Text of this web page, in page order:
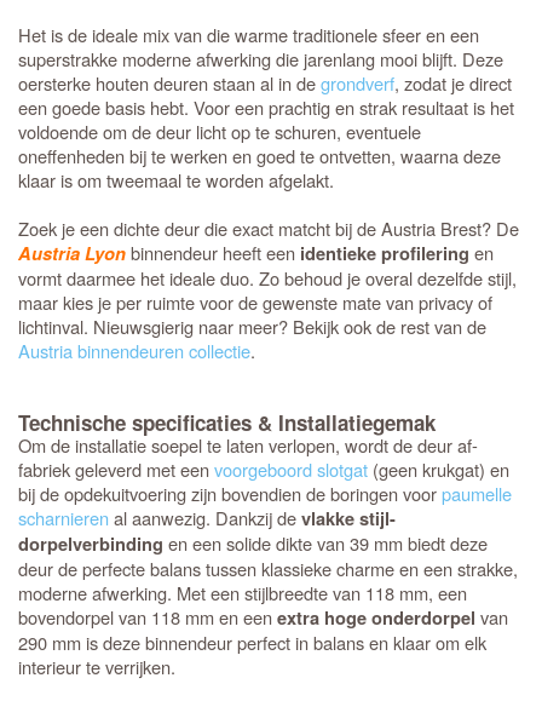
Het is de ideale mix van die warme traditionele sfeer en een
superstrakke moderne afwerking die jarenlang mooi blijft. Deze
oersterke houten deuren staan al in degrondverf, zodat je direct
een goede basis hebt. Voor een prachtig en strak resultaat is het
voldoende om de deur licht op te schuren, eventuele
oneffenheden bij te werken en goed te ontvetten, waarna deze
klaar is om tweemaal te worden afgelakt.
Zoek je een dichte deur die exact matcht bij de Austria Brest? De
Austria Lyonbinnendeur heeft een identieke profilering en
vormt daarmee het ideale duo. Zo behoud je overal dezelfde stijl,
maar kies je per ruimte voor de gewenste mate van privacy of
lichtinval. Nieuwsgierig naar meer? Bekijk ook de rest van de
Austria binnendeuren collectie.
Technische specificaties & Installatiegemak
Om de installatie soepel te laten verlopen, wordt de deur af-
fabriek geleverd met eenvoorgeboord slotgat (geen krukgat) en
bij de opdekuitvoering zijn bovendien de boringen voorpaumelle
scharnieren al aanwezig. Dankzij devlakke stijl-
dorpelverbinding en een solide dikte van 39 mm biedt deze
deur de perfecte balans tussen klassieke charme en een strakke,
moderne afwerking. Met een stijlbreedte van 118 mm, een
bovendorpel van 118 mm en eenextra hoge onderdorpel van
290 mm is deze binnendeur perfect in balans en klaar om elk
interieur te verrijken.